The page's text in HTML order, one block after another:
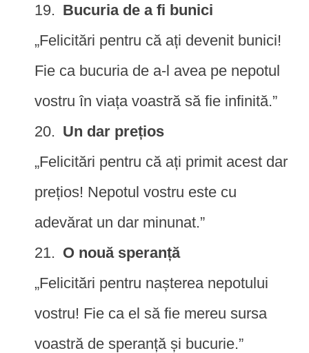
Bucuria de a fi bunici
„Felicitări pentru că ați devenit bunici!
Fie ca bucuria de a-l avea pe nepotul
vostru în viața voastră să fie infinită.”
Un dar prețios
„Felicitări pentru că ați primit acest dar
prețios! Nepotul vostru este cu
adevărat un dar minunat.”
O nouă speranță
„Felicitări pentru nașterea nepotului
vostru! Fie ca el să fie mereu sursa
voastră de speranță și bucurie.”